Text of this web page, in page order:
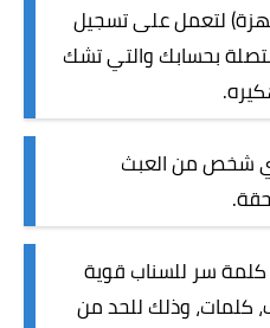
لتعمل على تسجيل
بحسابك والتي تشك
شخص من العبث
سر للسناب قوية
كلمات، وذلك للحد من